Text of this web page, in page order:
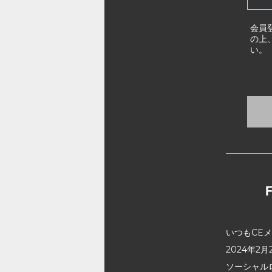
会員
の上
い。
いつもCE
2024年2月
ソーシャ